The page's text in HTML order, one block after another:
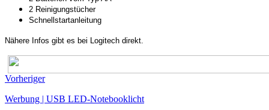
2 Reinigungstücher
Schnellstartanleitung
Nähere Infos gibt es bei Logitech direkt.
Vorheriger
Werbung | USB LED-Notebooklicht